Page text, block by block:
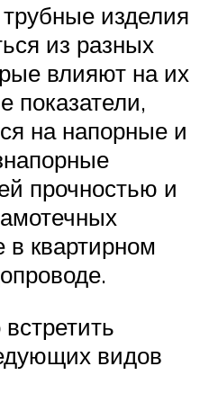
изделия
из разных
влияют на их
показатели,
на напорные и
прочностью и
в квартирном
видов